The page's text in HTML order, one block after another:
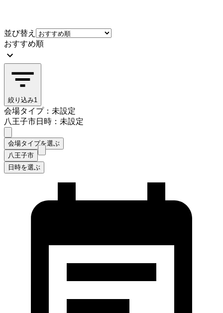
並び替え
おすすめ順
絞り込み1
会場タイプ：未設定
八王子市日時：未設定
会場タイプを選ぶ
八王子市
日時を選ぶ